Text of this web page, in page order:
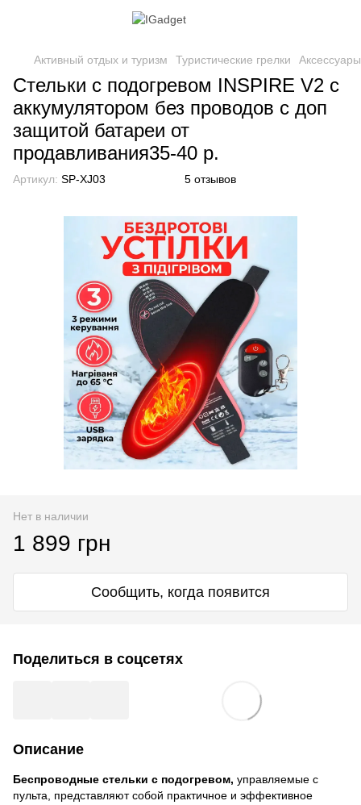
Активный отдых и туризм Туристические грелки
Стельки с подогревом INSPIRE V2 с
аккумулятором без проводов с доп
защитой батареи от
продавливания35-40 р.
Артикул: SP-XJ03 5 отзывов
Нет в наличии
1 899 грн
Сообщить, когда появится
Поделиться в соцсетях
Описание
Беспроводные стельки с подогревом, управляемые с
пульта, представляют собой практичное и эффективное